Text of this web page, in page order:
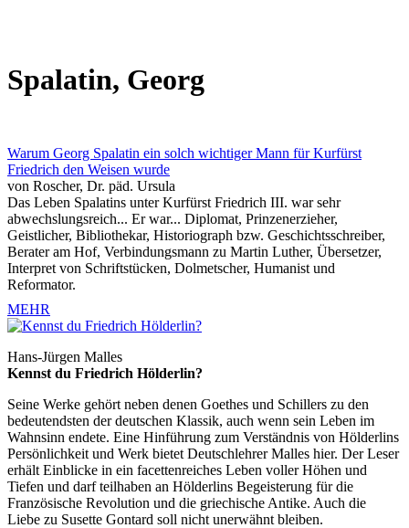
Spalatin, Georg
Warum Georg Spalatin ein solch wichtiger Mann für Kurfürst
Friedrich den Weisen wurde
von Roscher, Dr. päd. Ursula
Das Leben Spalatins unter Kurfürst Friedrich III. war sehr
abwechslungsreich... Er war... Diplomat, Prinzenerzieher,
Geistlicher, Bibliothekar, Historiograph bzw. Geschichtsschreiber,
Berater am Hof, Verbindungsmann zu Martin Luther, Übersetzer,
Interpret von Schriftstücken, Dolmetscher, Humanist und
Reformator.
MEHR
Hans-Jürgen Malles
Kennst du Friedrich Hölderlin?
Seine Werke gehört neben denen Goethes und Schillers zu den
bedeutendsten der deutschen Klassik, auch wenn sein Leben im
Wahnsinn endete. Eine Hinführung zum Verständnis von Hölderlins
Persönlichkeit und Werk bietet Deutschlehrer Malles hier. Der Leser
erhält Einblicke in ein facettenreiches Leben voller Höhen und
Tiefen und darf teilhaben an Hölderlins Begeisterung für die
Französische Revolution und die griechische Antike. Auch die
Liebe zu Susette Gontard soll nicht unerwähnt bleiben.